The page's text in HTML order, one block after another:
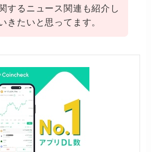
するニュース関連も紹介し
きたいと思ってます。